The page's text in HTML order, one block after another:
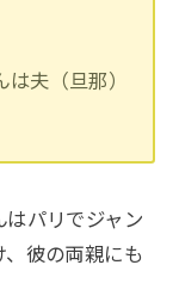
夫（旦那）
はパリでジャン
彼の両親にも